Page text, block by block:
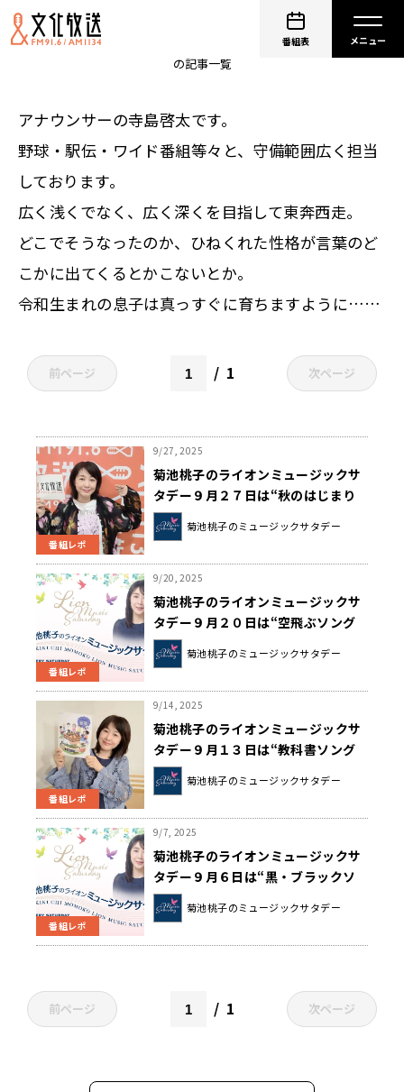
番組表
の記事一覧
アナウンサーの寺島啓太です。
野球・駅伝・ワイド番組等々と、守備範囲広く担当
しております。
広く浅くでなく、広く深くを目指して東奔西走。
どこでそうなったのか、ひねくれた性格が言葉のど
こかに出てくるとかこないとか。
令和生まれの息子は真っすぐに育ちますように……
前ページ 1 次ページ
番組レポ
9/27, 2025
菊池桃子のライオンミュージックサ
タデー９月２７日は“秋のはじまり
ソングコレクション”でした！
菊池桃子のミュージックサタデー
番組レポ
9/20, 2025
菊池桃子のライオンミュージックサ
タデー９月２０日は“空飛ぶソング
コレクション”でした！
菊池桃子のミュージックサタデー
番組レポ
9/14, 2025
菊池桃子のライオンミュージックサ
タデー９月１３日は“教科書ソング
コレクション”をお送りしました！
菊池桃子のミュージックサタデー
番組レポ
9/7, 2025
菊池桃子のライオンミュージックサ
タデー９月６日は“黒・ブラックソ
ングコレクション”をお送りしまし
た！
菊池桃子のミュージックサタデー
前ページ 1 次ページ